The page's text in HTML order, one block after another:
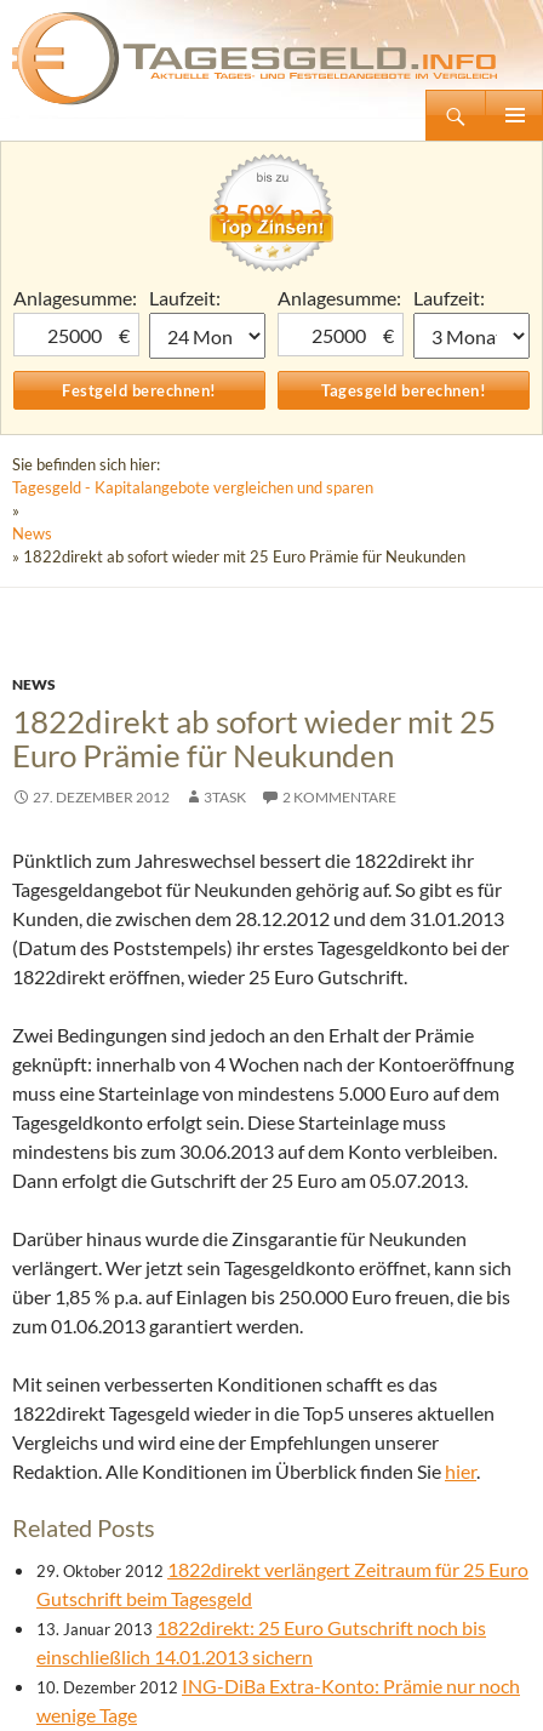
Tagesgeld.info – Tagesgeldkonten vergleichen und Tagesgeld-Zinsen berechnen
Zum
3,50% p.a.
Anlagesumme:
€
Laufzeit:
Anlagesumme:
€
Laufzeit:
Sie befinden sich hier:
Tagesgeld - Kapitalangebote vergleichen und sparen
»
News
» 1822direkt ab sofort wieder mit 25 Euro Prämie für Neukunden
NEWS
1822direkt ab sofort wieder mit 25
Euro Prämie für Neukunden
27. DEZEMBER 2012 3TASK 2 KOMMENTARE
Pünktlich zum Jahreswechsel bessert die 1822direkt ihr
Tagesgeldangebot für Neukunden gehörig auf. So gibt es für
Kunden, die zwischen dem 28.12.2012 und dem 31.01.2013
(Datum des Poststempels) ihr erstes Tagesgeldkonto bei der
1822direkt eröffnen, wieder 25 Euro Gutschrift.
Zwei Bedingungen sind jedoch an den Erhalt der Prämie
geknüpft: innerhalb von 4 Wochen nach der Kontoeröffnung
muss eine Starteinlage von mindestens 5.000 Euro auf dem
Tagesgeldkonto erfolgt sein. Diese Starteinlage muss
mindestens bis zum 30.06.2013 auf dem Konto verbleiben.
Dann erfolgt die Gutschrift der 25 Euro am 05.07.2013.
Darüber hinaus wurde die Zinsgarantie für Neukunden
verlängert. Wer jetzt sein Tagesgeldkonto eröffnet, kann sich
über 1,85 % p.a. auf Einlagen bis 250.000 Euro freuen, die bis
zum 01.06.2013 garantiert werden.
Mit seinen verbesserten Konditionen schafft es das
1822direkt Tagesgeld wieder in die Top5 unseres aktuellen
Vergleichs und wird eine der Empfehlungen unserer
Redaktion. Alle Konditionen im Überblick finden Sie hier.
Related Posts
29. Oktober 2012 1822direkt verlängert Zeitraum für 25 Euro
Gutschrift beim Tagesgeld
13. Januar 2013 1822direkt: 25 Euro Gutschrift noch bis
einschließlich 14.01.2013 sichern
10. Dezember 2012 ING-DiBa Extra-Konto: Prämie nur noch
wenige Tage